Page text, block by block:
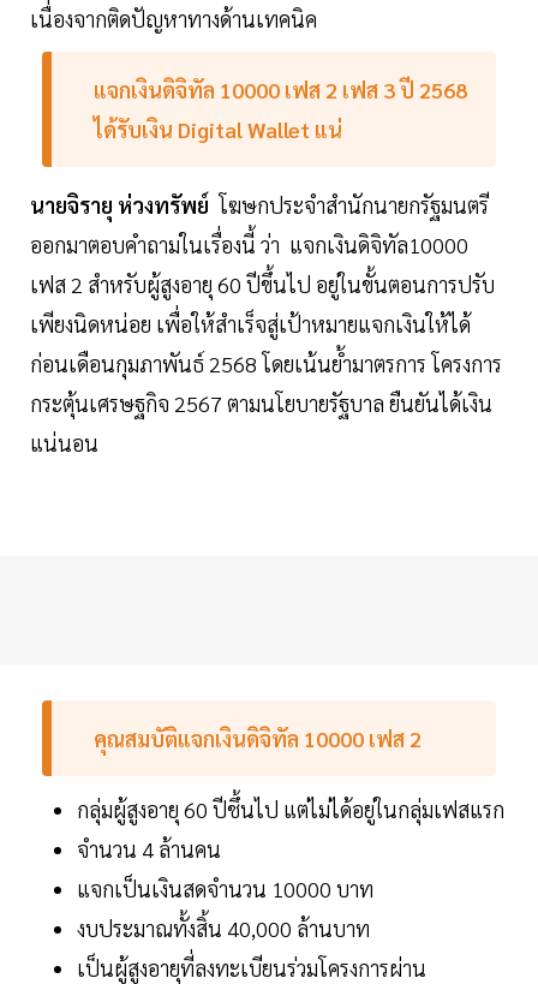
เนื่องจากติดปัญหาทางด้านเทคนิค
แจกเงินดิจิทัล 10000 เฟส 2 เฟส 3 ปี 2568
ได้รับเงิน Digital Wallet แน่
นายจิรายุ ห่วงทรัพย์ โฆษกประจำสำนักนายกรัฐมนตรี
ออกมาตอบคำถามในเรื่องนี้ ว่า แจกเงินดิจิทัล10000
เฟส 2 สำหรับผู้สูงอายุ 60 ปีขึ้นไป อยู่ในขั้นตอนการปรับ
เพียงนิดหน่อย เพื่อให้สำเร็จสู่เป้าหมายแจกเงินให้ได้
ก่อนเดือนกุมภาพันธ์ 2568 โดยเน้นย้ำมาตรการ โครงการ
กระตุ้นเศรษฐกิจ 2567 ตามนโยบายรัฐบาล ยืนยันได้เงิน
แน่นอน
คุณสมบัติแจกเงินดิจิทัล 10000 เฟส 2
กลุ่มผู้สูงอายุ 60 ปีชึ้นไป แต่ไม่ได้อยู่ในกลุ่มเฟสแรก
จำนวน 4 ล้านคน
แจกเป็นเงินสดจำนวน 10000 บาท
งบประมาณทั้งสิ้น 40,000 ล้านบาท
เป็นผู้สูงอายุที่ลงทะเบียนร่วมโครงการผ่าน